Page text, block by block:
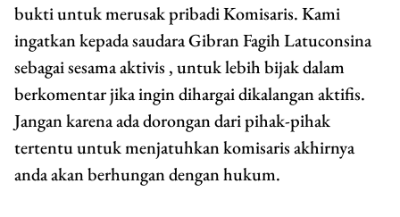
bukti untuk merusak pribadi Komisaris. Kami
ingatkan kepada saudara Gibran Fagih Latuconsina
sebagai sesama aktivis , untuk lebih bijak dalam
berkomentar jika ingin dihargai dikalangan aktifis.
Jangan karena ada dorongan dari pihak-pihak
tertentu untuk menjatuhkan komisaris akhirnya
anda akan berhungan dengan hukum.